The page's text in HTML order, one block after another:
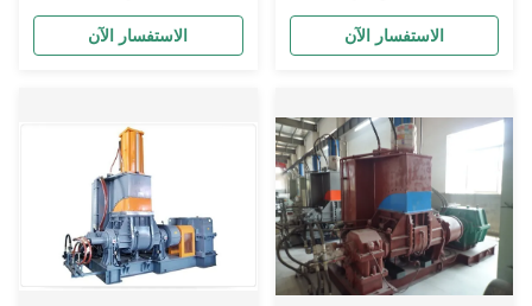
55L / 75L / 110L / 200L
الاستفسار الآن
الاستفسار الآن